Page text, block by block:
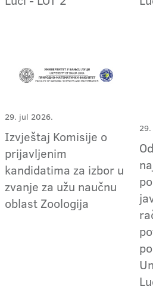
29. jul 2026.
Izvještaj Komisije o
prijavljenim
kandidatima za izbor u
zvanje za užu naučnu
oblast Zoologija